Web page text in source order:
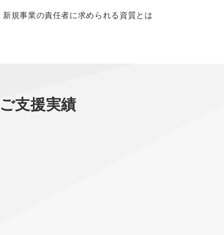
新規事業の責任者に求められる資質とは
支援実績